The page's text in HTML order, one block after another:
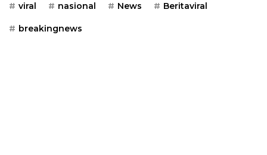
viral nasional News Beritaviral
breakingnews